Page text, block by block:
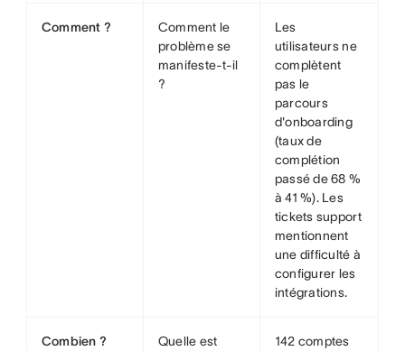
Comment ?
Comment le
problème se
manifeste-t-il
?
Les
utilisateurs ne
complètent
pas le
parcours
d'onboarding
(taux de
complétion
passé de 68 %
à 41 %). Les
tickets support
mentionnent
une difficulté à
configurer les
intégrations.
Combien ?
Quelle est
142 comptes